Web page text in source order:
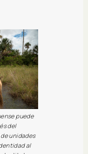
puede
del
unidades
al